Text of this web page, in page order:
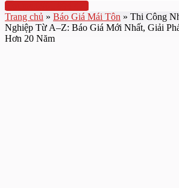
Hotline:0961 894 472
Trang chủ » Báo Giá Mái Tôn » Thi Công
Nghiệp Từ A–Z: Báo Giá Mới Nhất, Giải
Hơn 20 Năm